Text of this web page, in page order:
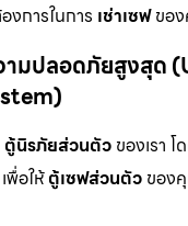
การในการ เช่าเซฟขอ
ามปลอดภัยสูงสุด
ตู้นิรภัยส่วนตัว ของเรา
พื่อให้ตู้เซฟส่วนตัว ของ